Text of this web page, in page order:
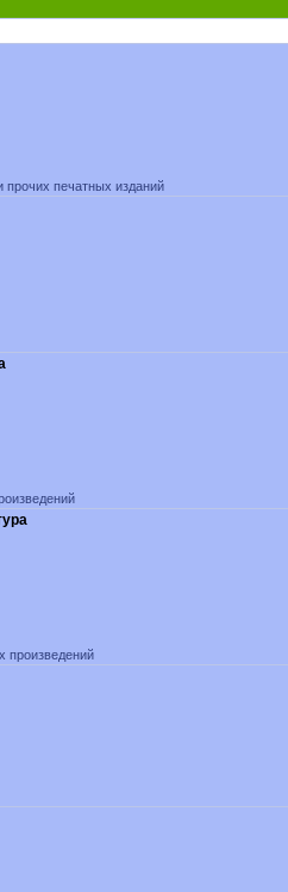
прочих печатных изданий
произведений